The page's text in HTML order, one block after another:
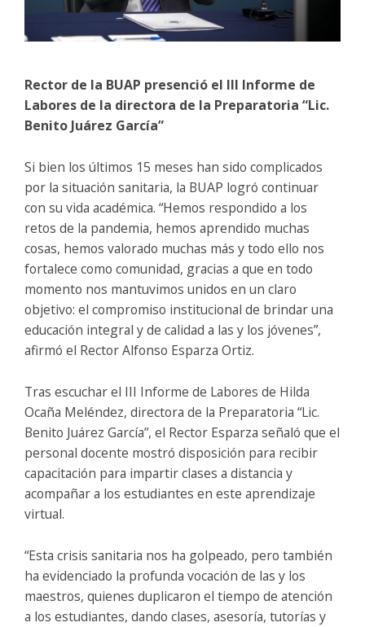
Rector de la BUAP presenció el III Informe de
Labores de la directora de la Preparatoria “Lic.
Benito Juárez García”
Si bien los últimos 15 meses han sido complicados
por la situación sanitaria, la BUAP logró continuar
con su vida académica. “Hemos respondido a los
retos de la pandemia, hemos aprendido muchas
cosas, hemos valorado muchas más y todo ello nos
fortalece como comunidad, gracias a que en todo
momento nos mantuvimos unidos en un claro
objetivo: el compromiso institucional de brindar una
educación integral y de calidad a las y los jóvenes”,
afirmó el Rector Alfonso Esparza Ortiz.
Tras escuchar el III Informe de Labores de Hilda
Ocaña Meléndez, directora de la Preparatoria “Lic.
Benito Juárez García”, el Rector Esparza señaló que el
personal docente mostró disposición para recibir
capacitación para impartir clases a distancia y
acompañar a los estudiantes en este aprendizaje
virtual.
“Esta crisis sanitaria nos ha golpeado, pero también
ha evidenciado la profunda vocación de las y los
maestros, quienes duplicaron el tiempo de atención
a los estudiantes, dando clases, asesoría, tutorías y